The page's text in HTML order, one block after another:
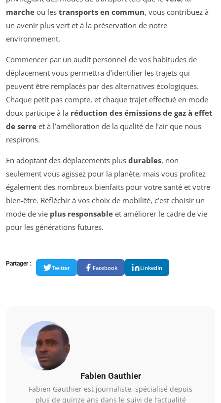
marche ou les transports en commun, vous contribuez à
un avenir plus vert et à la préservation de notre
environnement.
Commencer par un audit personnel de vos habitudes de
déplacement vous permettra d’identifier les trajets qui
peuvent être remplacés par des alternatives écologiques.
Chaque petit pas compte, et chaque trajet effectué en mode
doux participe à la réduction des émissions de gaz à effet
de serre et à l’amélioration de la qualité de l’air que nous
respirons.
En adoptant des déplacements plus durables, non
seulement vous agissez pour la planète, mais vous profitez
également des nombreux bienfaits pour votre santé et votre
bien-être. Réfléchir à vos choix de mobilité, c’est choisir un
mode de vie plus responsable et améliorer le cadre de vie
pour les générations futures.
Partager :
Twitter Facebook LinkedIn
Fabien Gauthier
Fabien Gauthier est journaliste, spécialisé depuis
plus de quinze ans dans le suivi de l’actualité